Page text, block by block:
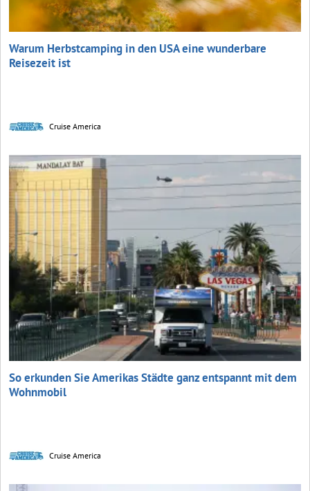
Warum Herbstcamping in den USA eine wunderbare
Reisezeit ist
Cruise America
So erkunden Sie Amerikas Städte ganz entspannt mit dem
Wohnmobil
Cruise America